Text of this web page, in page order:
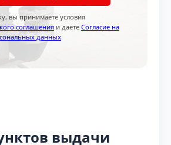
вы принимаете условия
соглашения и даете Согласие на
данных
выдачи